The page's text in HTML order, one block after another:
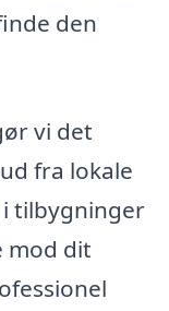
den
vi det
fra lokale
tilbygninger
mod dit